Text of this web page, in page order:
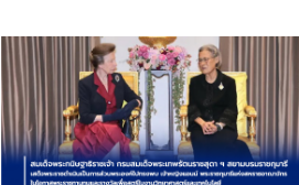
ราชกุมารีแห่งสหราชอาณาจักร ใน
โอกาสพระราชทานทุนและรางวัลเพื่อ
สตรีในงานวิทยาศาสตร์และเทคโนโลยี
ด้าน อว. จัดแสดงผลงานวิจัยหนุนความ
ร่วมมือไทย – สหราชอาณาจักร